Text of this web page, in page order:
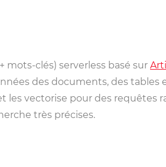
mots-clés) serverless basé sur
des documents, des tables
vectorise pour des requêtes
très précises.